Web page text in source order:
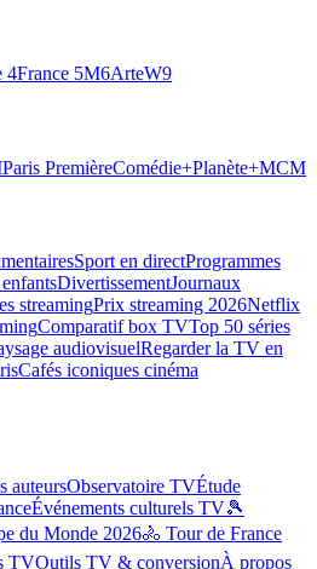
4France 5M6ArteW9
Paris PremièreComédie+Planète+MCM
Sport en directProgrammes
DivertissementJournaux
streamingPrix streaming 2026Netflix
Comparatif box TVTop 50 séries
audiovisuelRegarder la TV en
Cafés iconiques cinéma
auteursObservatoire TVÉtude
Événements culturels TV🎾
du Monde 2026🚴 Tour de France
TVOutils TV & conversionÀ propos